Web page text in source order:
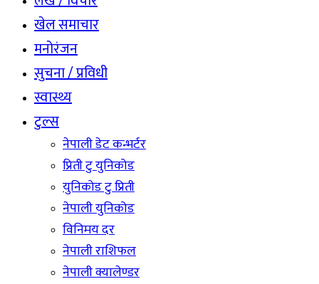
खेल समाचार
मनोरंजन
सुचना / प्रविधी
स्वास्थ्य
टुल्स
नेपाली डेट कन्भर्टर
प्रिती टु युनिकोड
युनिकोड टु प्रिती
नेपाली युनिकोड
विनिमय दर
नेपाली राशिफल
नेपाली क्यालेण्डर